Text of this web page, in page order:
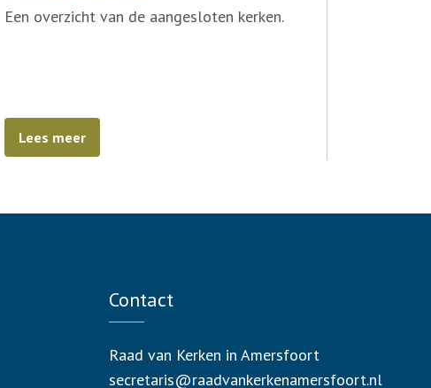
Een overzicht van de aangesloten kerken.
Lees meer
Contact
Raad van Kerken in Amersfoort
secretaris@raadvankerkenamersfoort.nl